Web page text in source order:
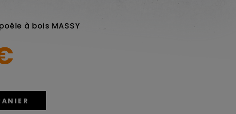
à bois MASSY